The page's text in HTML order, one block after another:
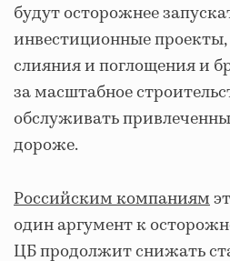
будут осторожнее
инвестиционные
слияния и поглощения и
за масштабное
обслуживать
дороже.
Российским компаниям
один аргумент к
ЦБ продолжит снижать